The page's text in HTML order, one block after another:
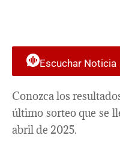
Escuchar Noticia
Conozca los
último sorteo que se
abril de 2025.